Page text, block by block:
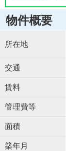
物件概要
所在地
交通
賃料
管理費等
面積
築年月